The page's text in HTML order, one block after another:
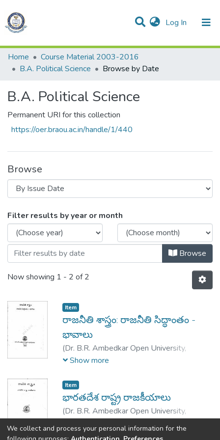
Log In (current)
Communities & Collections
All of DSpace
Home
Course Material 2003-2016
B.A. Political Science
Browse by Date
B.A. Political Science
Permanent URI for this collection
https://oer.braou.ac.in/handle/1/440
Browse
Browsing B.A. Political Science by Issue
Filter results by year or month
Browse
Now showing 1 - 2 of 2
Item
రాజనీతి శాస్త్రం: రాజనీతి సిద్ధాంతం -
భావాలు
(Dr. B.R. Ambedkar Open University,
Hyderabad,2004
Show more
Item
భారతదేశ రాష్ట్ర రాజకీయాలు
(Dr. B.R. Ambedkar Open University,
నారాయణరావు, కె.వి.
We collect and process your personal information for the